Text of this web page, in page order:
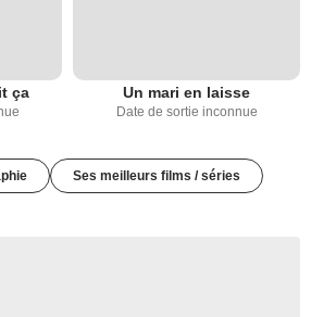
ça Un mari en laisse
Date de sortie inconnue
Ses meilleurs films / séries